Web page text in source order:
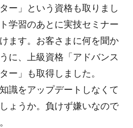
ー」という資格も取りまし
学習のあとに実技セミナー
ます。お客さまに何を聞か
に、上級資格「アドバンス
ー」も取得しました。
識をアップデートしなくて
ょうか。負けず嫌いなので